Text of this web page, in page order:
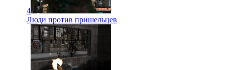
4
Люди против пришельцев